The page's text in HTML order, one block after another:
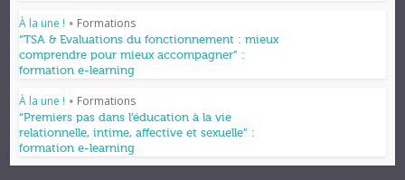
À la une ! • Formations
“TSA & Evaluations du fonctionnement : mieux
comprendre pour mieux accompagner” :
formation e-learning
À la une ! • Formations
“Premiers pas dans l’éducation à la vie
relationnelle, intime, affective et sexuelle” :
formation e-learning